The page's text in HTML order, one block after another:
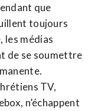
que
toujours
les médias
de se soumettre
TV,
n’échappent